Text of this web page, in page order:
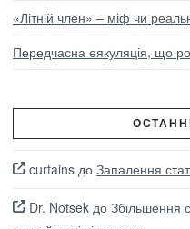
«Літній член» – міф чи
Передчасна еякуляція, що
curtains доЗапалення
Dr. Notsek доЗбільшення